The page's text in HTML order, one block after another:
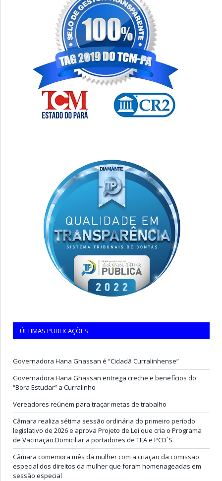
ÚLTIMAS PUBLICAÇÕES
Governadora Hana Ghassan é “Cidadã Curralinhense”
Governadora Hana Ghassan entrega creche e benefícios do
“Bora Estudar” a Curralinho
Vereadores reúnem para traçar metas de trabalho
Câmara realiza sétima sessão ordinária do primeiro período
legislativo de 2026 e aprova Projeto de Lei que cria o Programa
de Vacinação Domiciliar a portadores de TEA e PCD`S
Câmara comemora mês da mulher com a criação da comissão
especial dos direitos da mulher que foram homenageadas em
sessão especial